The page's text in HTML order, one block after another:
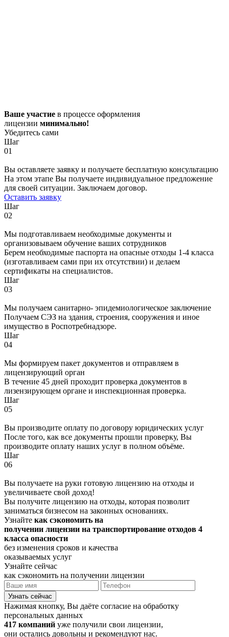
Ваше участие в процессе оформления
лицензии минимально!
Убедитесь сами
Шаг
01
Вы оставляете заявку и получаете бесплатную консультацию
На этом этапе Вы получаете индивидуальное предложение
для своей ситуации. Заключаем договор.
Оставить заявку
Шаг
02
Мы подготавливаем необходимые документы и
организовываем обучение ваших сотрудников
Берем необходимые паспорта на опасные отходы 1-4 класса
(изготавливаем сами при их отсутствии) и делаем
сертификаты на специалистов.
Шаг
03
Мы получаем санитарно- эпидемиологическое заключение
Получаем СЭЗ на здания, строения, сооружения и иное
имущество в Роспотребнадзоре.
Шаг
04
Мы формируем пакет документов и отправляем в
лицензирующий орган
В течение 45 дней проходит проверка документов в
лизензирующем органе и инспекционная проверка.
Шаг
05
Вы производите оплату по договору юридических услуг
После того, как все документы прошли проверку, Вы
производите оплату наших услуг в полном объёме.
Шаг
06
Вы получаете на руки готовую лицензию на отходы и
увеличиваете свой доход!
Вы получите лицензию на отходы, которая позволит
заниматься бизнесом на законных основаниях.
Узнайте как сэкономить на
получении лицензии на транспортирование отходов 4
класса опасности
без изменения сроков и качества
оказываемых услуг
Узнайте сейчас
как сэкономить на получении лицензии
Узнать сейчас
Нажимая кнопку, Вы даёте согласие на обработку
персональных данных
417 компаний уже получили свои лицензии,
они остались довольны и рекомендуют нас.